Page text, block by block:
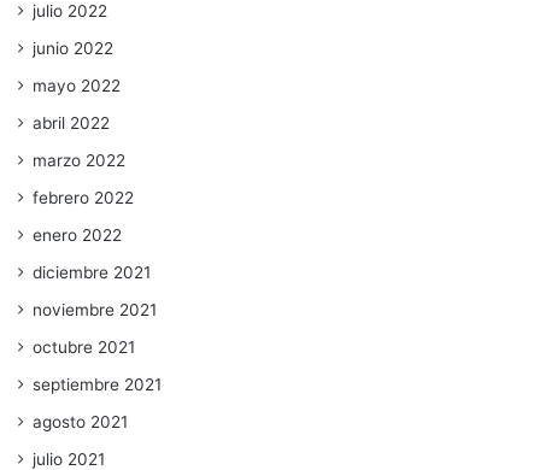
julio 2022
junio 2022
mayo 2022
abril 2022
marzo 2022
febrero 2022
enero 2022
diciembre 2021
noviembre 2021
octubre 2021
septiembre 2021
agosto 2021
julio 2021